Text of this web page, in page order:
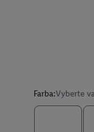
Farba:Vyberte